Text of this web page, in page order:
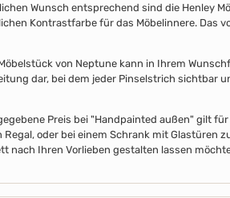
Wunsch entsprechend sind die Henley
Kontrastfarbe für das Möbelinnere. Das
von Neptune kann in Ihrem
dar, bei dem jeder Pinselstrich sichtbar
Preis bei "Handpainted außen" gilt
Regal, oder bei einem Schrank mit Glastüren
nach Ihren Vorlieben gestalten lassen